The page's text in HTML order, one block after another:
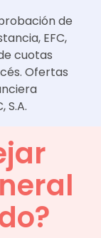
de
EFC,
de cuotas
Ofertas
S.A.